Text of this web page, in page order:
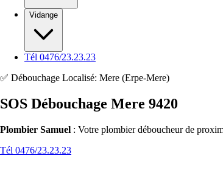
Vidange
Tél 0476/23.23.23
✅ Débouchage Localisé: Mere (Erpe-Mere)
SOS Débouchage Mere 9420
Plombier Samuel : Votre plombier déboucheur de
Tél 0476/23.23.23